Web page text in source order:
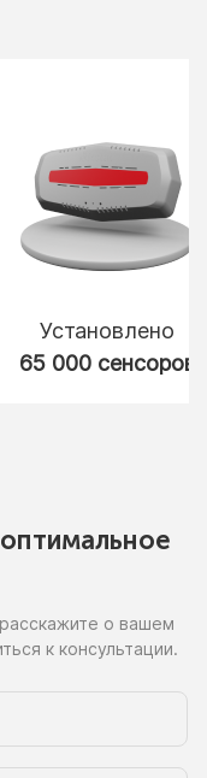
Установлено
65 000 сенсоров
оптимальное
расскажите о вашем
к консультации.